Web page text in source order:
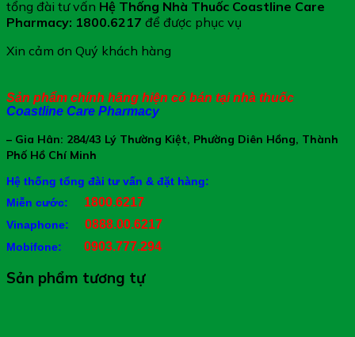
tổng đài tư vấn Hệ Thống Nhà Thuốc Coastline Care
Pharmacy: 1800.6217 để được phục vụ
Xin cảm ơn Quý khách hàng
Sản phẩm chính hãng hiện có bán tại nhà thuốc
Coastline Care Pharmacy
– Gia Hân: 284/43 Lý Thường Kiệt, Phường Diên Hồng, Thành
Phố Hồ Chí Minh
Hệ thống tổng đài tư vấn & đặt hàng:
Miễn cước: 1800.6217
Vinaphone: 0888.00.6217
Mobifone: 0903.777.294
Sản phẩm tương tự